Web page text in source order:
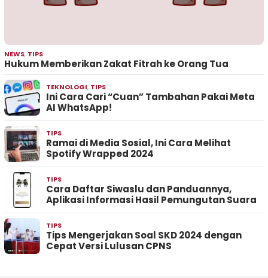
NEWS, TIPS
Hukum Memberikan Zakat Fitrah ke Orang Tua
TEKNOLOGI, TIPS
Ini Cara Cari “Cuan” Tambahan Pakai Meta
AI WhatsApp!
TIPS
Ramai di Media Sosial, Ini Cara Melihat
Spotify Wrapped 2024
TIPS
Cara Daftar Siwaslu dan Panduannya,
Aplikasi Informasi Hasil Pemungutan Suara
TIPS
Tips Mengerjakan Soal SKD 2024 dengan
Cepat Versi Lulusan CPNS